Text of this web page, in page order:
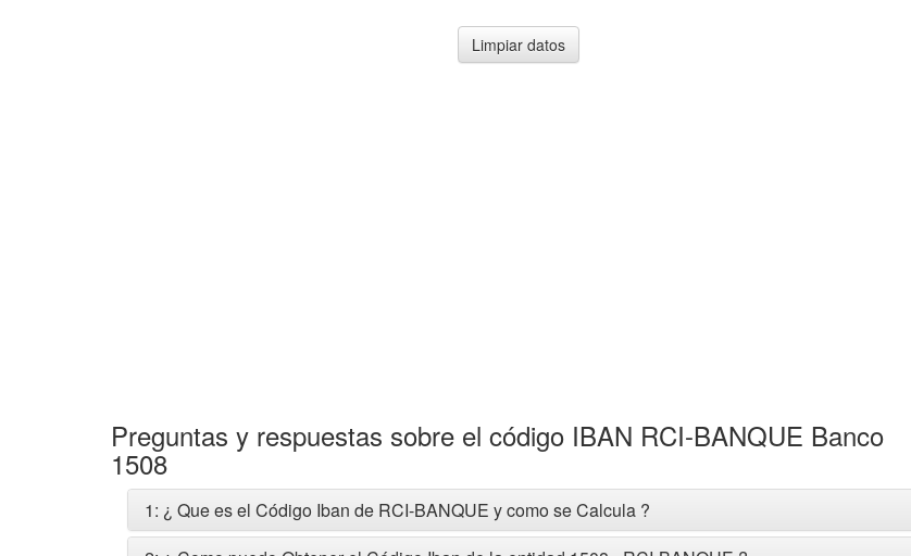
Preguntas y respuestas sobre el código IBAN RCI-BANQUE Banco
1508
1: ¿ Que es el Código Iban de RCI-BANQUE y como se Calcula ?